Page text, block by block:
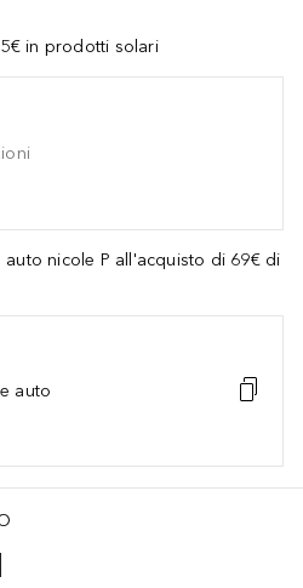
in prodotti solari
nicole P all'acquisto di 69€ di
auto